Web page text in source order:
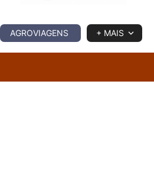
AGROVIAGENS + MAIS